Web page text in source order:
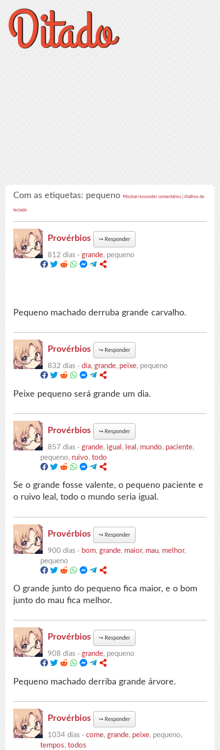
Com as etiquetas: pequenoMostrar/esconder comentários |Atalhos de
teclado
Provérbios ↪ Responder
812 dias ·grande, pequeno
Pequeno machado derruba grande carvalho.
Provérbios ↪ Responder
832 dias ·dia,grande, peixe, pequeno
Peixe pequeno será grande um dia.
Provérbios ↪ Responder
857 dias ·grande, igual , leal , mundo, paciente,
pequeno, ruivo,todo
Se o grande fosse valente, o pequeno paciente e
o ruivo leal, todo o mundo seria igual.
Provérbios ↪ Responder
900 dias · bom,grande, maior, mau, melhor,
pequeno
O grande junto do pequeno fica maior, e o bom
junto do mau fica melhor.
Provérbios ↪ Responder
908 dias ·grande, pequeno
Pequeno machado derriba grande árvore.
Provérbios ↪ Responder
1034 dias ·come,grande, peixe, pequeno,
tempos,todos